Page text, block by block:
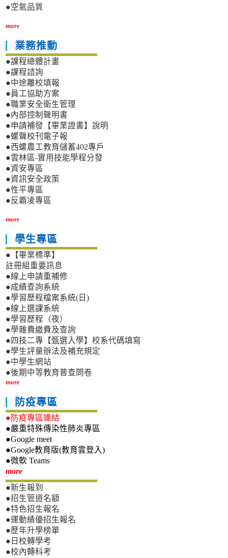
●空氣品質
more
業務推動
●課程總體計畫
●課程諮詢
●中途離校填報
●員工協助方案
●職業安全衛生管理
●內部控制聲明書
●申請補發【畢業證書】說明
●螺聲校刊電子報
●西螺農工教育儲蓄402專戶
●雲林區-實用技能學程分發
●資安專區
●資訊安全政策
●性平專區
●反霸凌專區
more
學生專區
●【畢業標準】
註冊組重要訊息
●線上申請重補修
●成績查詢系統
●學習歷程檔案系統(日)
●線上選課系統
●學習歷程（夜）
●學雜費繳費及查詢
●四技二專【甄選入學】校系代碼填寫
●學生評量辦法及補充規定
●中學生網站
●後期中等教育普查問卷
more
防疫專區
●防疫專區連結
●嚴重特殊傳染性肺炎專區
●Google meet
●Google教育版(教育雲登入)
●微軟 Teams
more新生專區
●新生報到
●招生管道名額
●特色招生報名
●運動績優招生報名
●歷年升學榜單
●日校轉學考
●校內轉科考